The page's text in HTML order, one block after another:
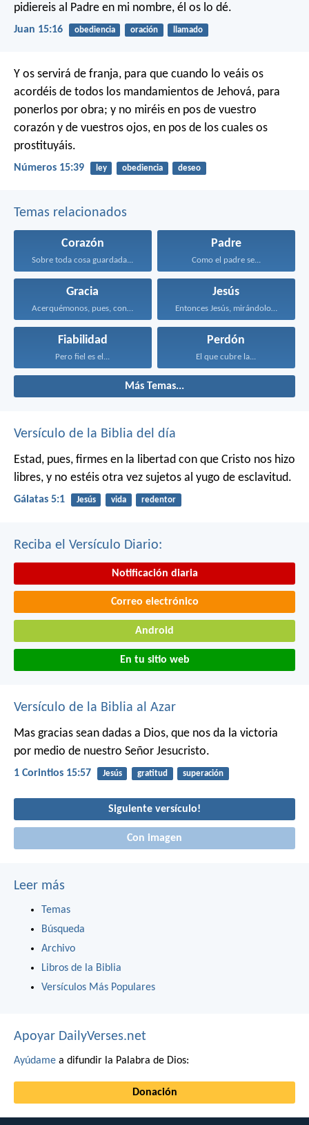
pidiereis al Padre en mi nombre, él os lo dé.
Juan 15:16 obediencia oración llamado
Y os servirá de franja, para que cuando lo veáis os
acordéis de todos los mandamientos de Jehová, para
ponerlos por obra; y no miréis en pos de vuestro
corazón y de vuestros ojos, en pos de los cuales os
prostituyáis.
Números 15:39 ley obediencia deseo
Temas relacionados
Corazón
Sobre toda cosa guardada...
Padre
Como el padre se...
Gracia
Acerquémonos, pues, confiadamente al...
Jesús
Entonces Jesús, mirándolos, dijo...
Fiabilidad
Pero fiel es el...
Perdón
El que cubre la...
Más Temas...
Versículo de la Biblia del día
Estad, pues, firmes en la libertad con que Cristo nos hizo
libres, y no estéis otra vez sujetos al yugo de esclavitud.
Gálatas 5:1 Jesús vida redentor
Reciba el Versículo Diario:
Notificación diaria
Correo electrónico
Android
En tu sitio web
Versículo de la Biblia al Azar
Mas gracias sean dadas a Dios, que nos da la victoria
por medio de nuestro Señor Jesucristo.
1 Corintios 15:57 Jesús gratitud superación
Siguiente versículo!
Con imagen
Leer más
Temas
Búsqueda
Archivo
Libros de la Biblia
Versículos Más Populares
Apoyar DailyVerses.net
Ayúdame a difundir la Palabra de Dios:
Donación